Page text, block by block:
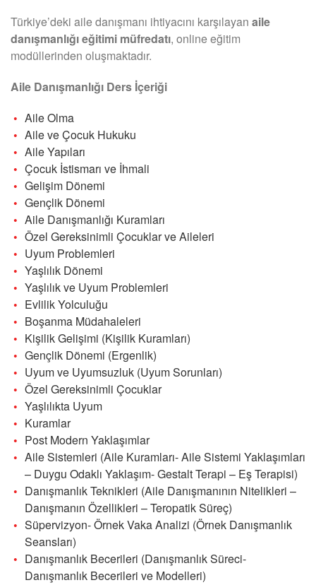
Türkiye’deki aile danışmanı ihtiyacını karşılayan aile
danışmanlığı eğitimi müfredatı, online eğitim
modüllerinden oluşmaktadır.
Aile Danışmanlığı Ders İçeriği
Aile Olma
Aile ve Çocuk Hukuku
Aile Yapıları
Çocuk İstismarı ve İhmali
Gelişim Dönemi
Gençlik Dönemi
Aile Danışmanlığı Kuramları
Özel Gereksinimli Çocuklar ve Aileleri
Uyum Problemleri
Yaşlılık Dönemi
Yaşlılık ve Uyum Problemleri
Evlilik Yolculuğu
Boşanma Müdahaleleri
Kişilik Gelişimi (Kişilik Kuramları)
Gençlik Dönemi (Ergenlik)
Uyum ve Uyumsuzluk (Uyum Sorunları)
Özel Gereksinimli Çocuklar
Yaşlılıkta Uyum
Kuramlar
Post Modern Yaklaşımlar
Aile Sistemleri (Aile Kuramları- Aile Sistemi Yaklaşımları
– Duygu Odaklı Yaklaşım- Gestalt Terapi – Eş Terapisi)
Danışmanlık Teknikleri (Aile Danışmanının Nitelikleri –
Danışmanın Özellikleri – Teropatik Süreç)
Süpervizyon- Örnek Vaka Analizi (Örnek Danışmanlık
Seansları)
Danışmanlık Becerileri (Danışmanlık Süreci-
Danışmanlık Becerileri ve Modelleri)